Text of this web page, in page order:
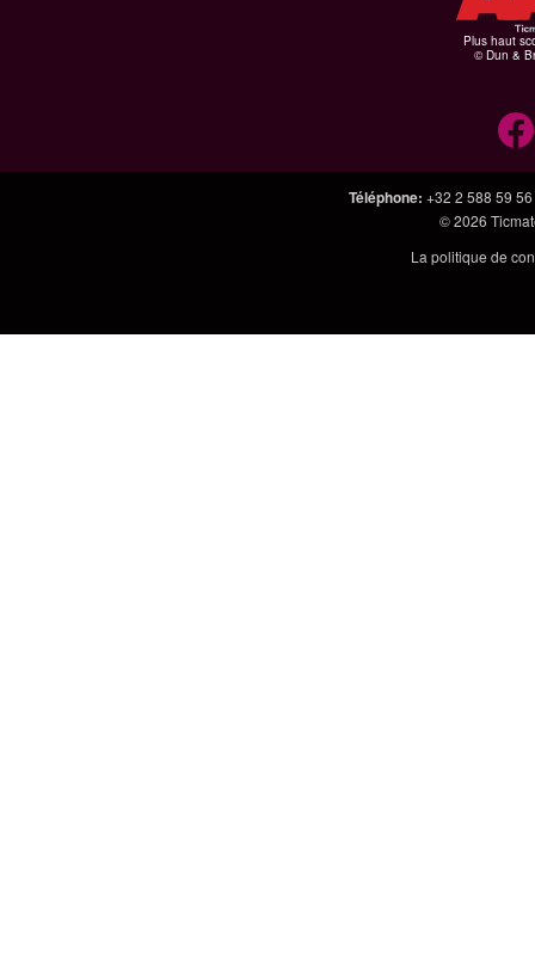
Plus haut
© Dun &
Téléphone: +32 2 588 59 56
© 2026
La politique de